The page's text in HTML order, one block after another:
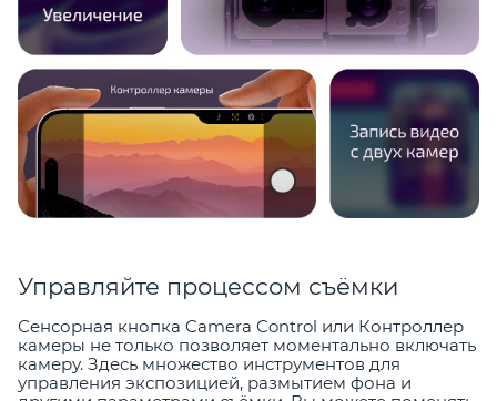
Управляйте процессом съёмки
Сенсорная кнопка Camera Control или Контроллер
камеры не только позволяет моментально включать
камеру. Здесь множество инструментов для
управления экспозицией, размытием фона и